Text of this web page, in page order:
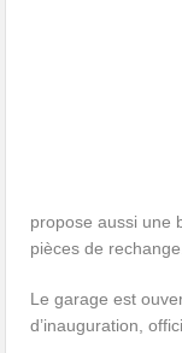
propose aussi une
pièces de rechange.
Le garage est
d’inauguration,